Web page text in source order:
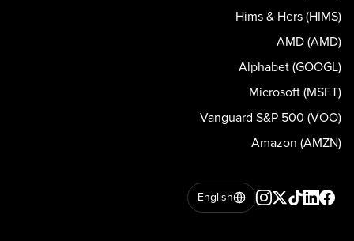
Hims & Hers (HIMS)
AMD (AMD)
Alphabet (GOOGL)
Microsoft (MSFT)
Vanguard S&P 500 (VOO)
Amazon (AMZN)
English